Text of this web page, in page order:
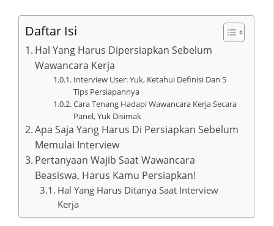
Daftar Isi
Hal Yang Harus Dipersiapkan Sebelum
Wawancara Kerja
Interview User: Yuk, Ketahui Definisi Dan 5
Tips Persiapannya
Cara Tenang Hadapi Wawancara Kerja Secara
Panel, Yuk Disimak
Apa Saja Yang Harus Di Persiapkan Sebelum
Memulai Interview
Pertanyaan Wajib Saat Wawancara
Beasiswa, Harus Kamu Persiapkan!
Hal Yang Harus Ditanya Saat Interview
Kerja